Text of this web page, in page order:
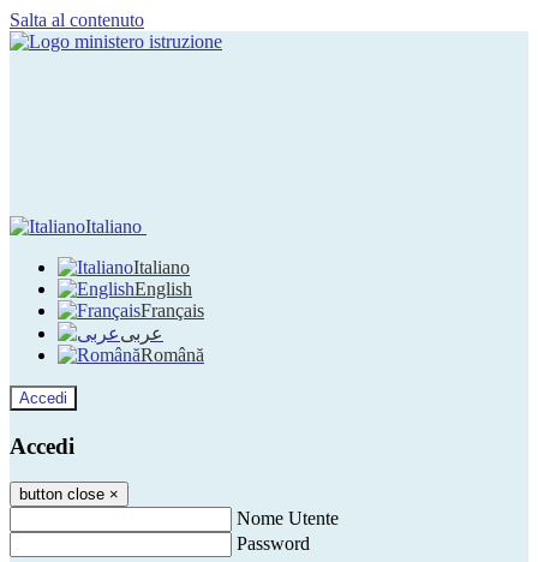
Salta al contenuto
Italiano
Italiano
English
Français
عربى
Română
Accedi
Accedi
button close ×
Nome Utente
Password